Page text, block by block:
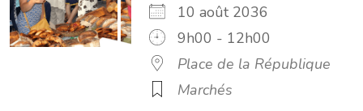
10 août 2036
9h00 - 12h00
Place de la République
Marchés